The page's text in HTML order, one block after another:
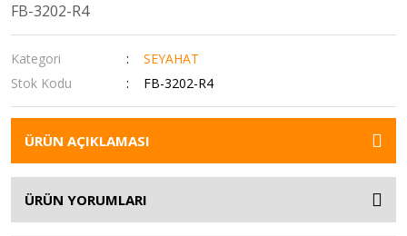
FB-3202-R4
Kategori
SEYAHAT
Stok Kodu
FB-3202-R4
ÜRÜN AÇIKLAMASI
ÜRÜN YORUMLARI